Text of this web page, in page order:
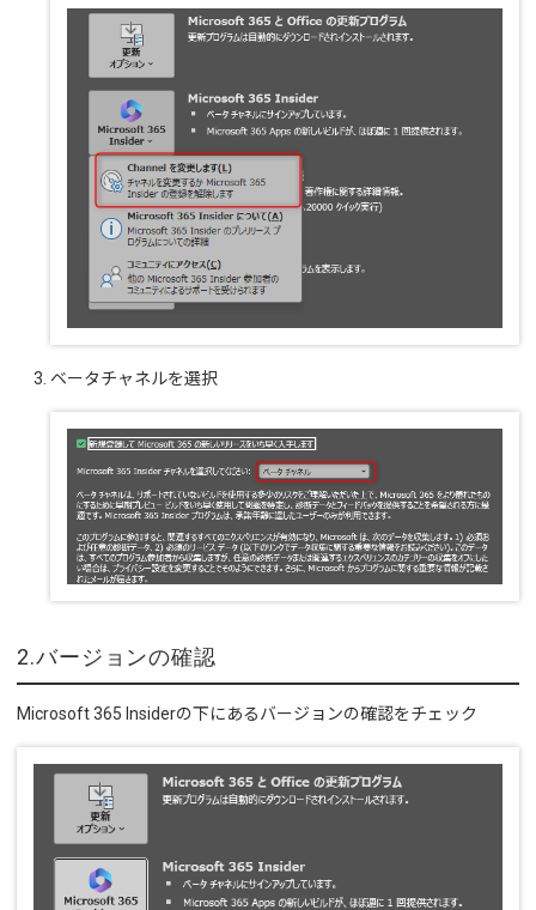
ベータチャネルを選択
2.バージョンの確認
Microsoft 365 Insiderの下にあるバージョンの確認をチェック